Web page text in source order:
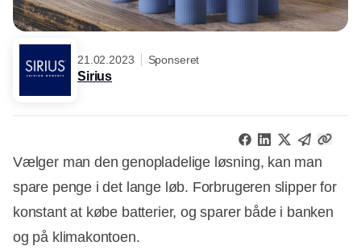
21.02.2023 Sponseret
Sirius
Vælger man den genopladelige løsning, kan man
spare penge i det lange løb. Forbrugeren slipper for
konstant at købe batterier, og sparer både i banken
og på klimakontoen.